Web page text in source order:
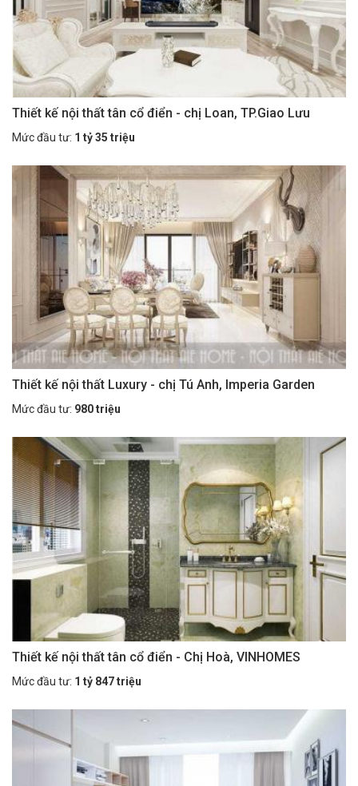
Thiết kế nội thất tân cổ điển - chị Loan, TP.Giao Lưu
Mức đầu tư: 1 tỷ 35 triệu
Thiết kế nội thất Luxury - chị Tú Anh, Imperia Garden
Mức đầu tư: 980 triệu
Thiết kế nội thất tân cổ điển - Chị Hoà, VINHOMES
Mức đầu tư: 1 tỷ 847 triệu